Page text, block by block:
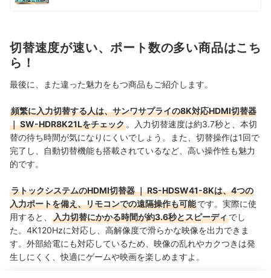
切替速度が速い、ポート数の多い商品はこち
ら！
最後に、また違った魅力をもつ商品もご紹介します。
頻繁に入力切替する人は、サンワサプライの8K対応HDMI切替器
｜ SW-HDR8K21Lをチェック 。入力切替速度は約3.7秒と、本切
替の待ち時間が気になりにくいでしょう。また、切替操作は1回で
完了し、自動切替機能も搭載されているなど、高い操作性も魅力
的です。
ラトックシステムのHDMI切替器 ｜ RS-HDSW41-8Kは、4つの
入力ポートを備え、リモコンでの遠隔操作も可能です。実際に使
用すると、
入力切替にかかる時間が約3.6秒とスピーディでし
た。4K120Hzに対応し、高解像度で滑らかな映像を出力できま
す。外部給電にも対応しているため、映像の乱れやカクつきは発
生しにくく、快適にゲームや映画を楽しめますよ。